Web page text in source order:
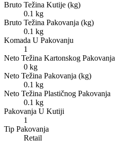
Bruto Težina Kutije (kg)
0.1 kg
Bruto Težina Pakovanja (kg)
0.1 kg
Komada U Pakovanju
1
Neto Težina Kartonskog Pakovanja
0 kg
Neto Težina Pakovanja (kg)
0.1 kg
Neto Težina Plastičnog Pakovanja
0.1 kg
Pakovanja U Kutiji
1
Tip Pakovanja
Retail